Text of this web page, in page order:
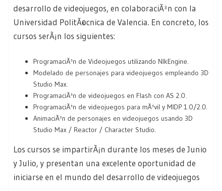
desarrollo de videojuegos, en colaboraciÃ³n con la
Universidad PolitÃ©cnica de Valencia. En concreto, los
cursos serÃ¡n los siguientes:
ProgramaciÃ³n de Videojuegos utilizando NlkEngine
Modelado de personajes para videojuegos empleando 3D
Studio Max
ProgramaciÃ³n de videojuegos en Flash con AS 2.0
ProgramaciÃ³n de videojuegos para mÃ³vil y MIDP 1.0/2.0
AnimaciÃ³n de personajes en videojuegos usando 3D
Studio Max / Reactor / Character Studio
Los cursos se impartirÃ¡n durante los meses de Junio
y Julio, y presentan una excelente oportunidad de
iniciarse en el mundo del desarrollo de videojuegos